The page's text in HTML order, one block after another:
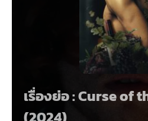
เรื่องย่อ : Curse of